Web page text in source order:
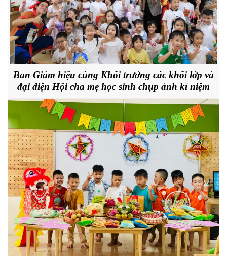
Ban Giám hiệu cùng Khối trưởng các khối lớp và
đại diện Hội cha mẹ học sinh chụp ảnh kỉ niệm